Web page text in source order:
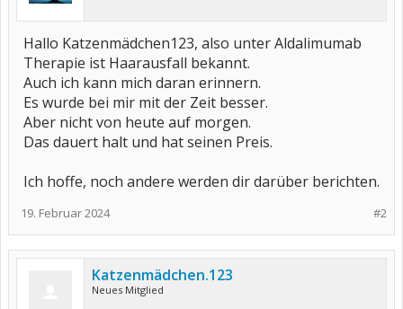
Hallo Katzenmädchen123, also unter Aldalimumab
Therapie ist Haarausfall bekannt.
Auch ich kann mich daran erinnern.
Es wurde bei mir mit der Zeit besser.
Aber nicht von heute auf morgen.
Das dauert halt und hat seinen Preis.
Ich hoffe, noch andere werden dir darüber berichten.
#2
19. Februar 2024
Katzenmädchen.123
Neues Mitglied